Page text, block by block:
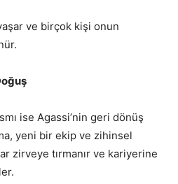
ve birçok kişi onun
ise Agassi’nin geri dönüş
yeni bir ekip ve zihinsel
zirveye tırmanır ve kariyerine